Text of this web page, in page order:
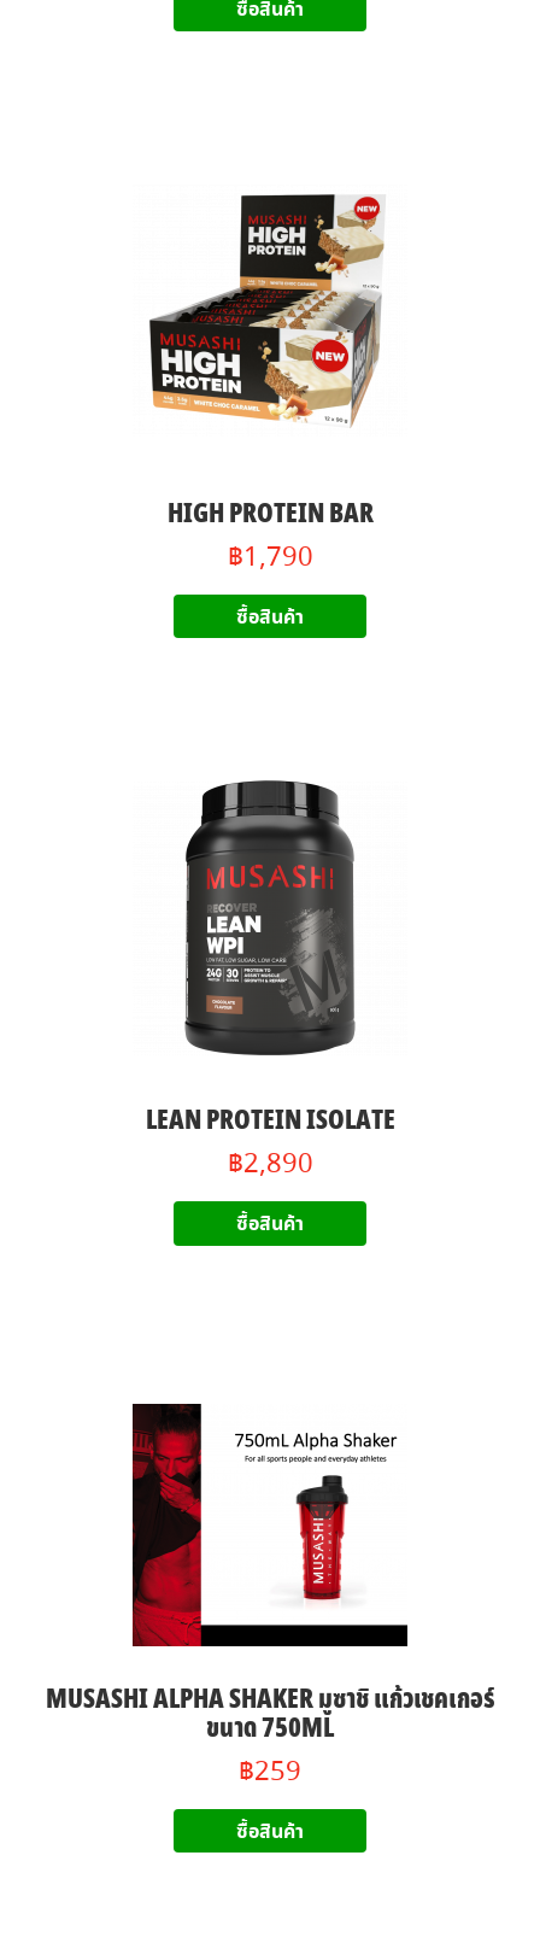
ซื้อสินค้า
HIGH PROTEIN BAR
฿1,790
ซื้อสินค้า
LEAN PROTEIN ISOLATE
฿2,890
ซื้อสินค้า
MUSASHI ALPHA SHAKER มูซาชิ แก้วเชคเกอร์
ขนาด 750ML
฿259
ซื้อสินค้า